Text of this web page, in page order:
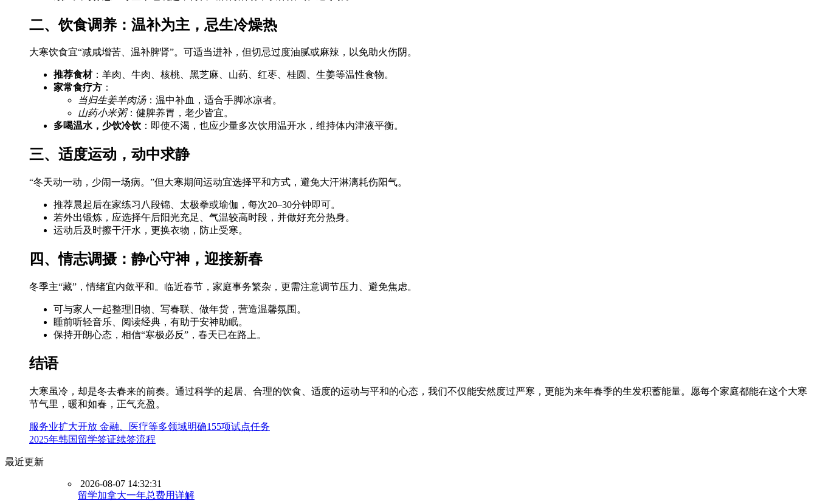
二、饮食调养：温补为主，忌生冷燥热
大寒饮食宜“减咸增苦、温补脾肾”。可适当进补，但切忌过度油腻或麻辣，以免助火伤阴。
推荐食材：羊肉、牛肉、核桃、黑芝麻、山药、红枣、桂圆、生姜等温性食物。
家常食疗方 ：
当归生姜羊肉汤：温中补血，适合手脚冰凉者。
山药小米粥：健脾养胃，老少皆宜。
多喝温水，少饮冷饮 ：即使不渴，也应少量多次饮用温开水，维持体内津液平衡。
三、适度运动，动中求静
“冬天动一动，少闹一场病。”但大寒期间运动宜选择平和方式，避免大汗淋漓耗伤阳气。
推荐晨起后在家练习八段锦、太极拳或瑜伽，每次20–30分钟即可。
若外出锻炼，应选择午后阳光充足、气温较高时段，并做好充分热身。
运动后及时擦干汗水，更换衣物，防止受寒。
四、情志调摄：静心守神，迎接新春
冬季主“藏”，情绪宜内敛平和。临近春节，家庭事务繁杂，更需注意调节压力、避免焦虑。
可与家人一起整理旧物、写春联、做年货，营造温馨氛围。
睡前听轻音乐、阅读经典，有助于安神助眠。
保持开朗心态，相信“寒极必反”，春天已在路上。
结语
大寒虽冷，却是冬去春来的前奏。通过科学的起居、合理的饮食、适度的运动与平和的心态，我们不仅能安然度过严寒，更能为来年春季的生发积蓄能量。愿每个家庭都能在这个大寒
节气里，暖和如春，正气充盈。
服务业扩大开放 金融、医疗等多领域明确155项试点任务
2025年韩国留学签证续签流程
最近更新
2026-08-07 14:32:31
留学加拿大一年总费用详解